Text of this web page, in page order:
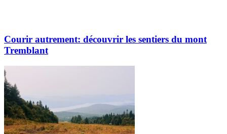
Courir autrement: découvrir les sentiers du mont
Tremblant